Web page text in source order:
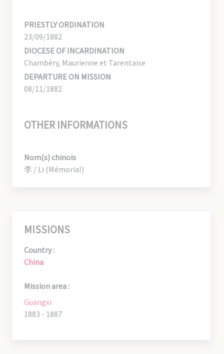
PRIESTLY ORDINATION
23/09/1882
DIOCESE OF INCARDINATION
Chambéry, Maurienne et Tarentaise
DEPARTURE ON MISSION
08/11/1882
OTHER INFORMATIONS
Nom(s) chinois
李 / Li (Mémorial)
MISSIONS
Country :
China
Mission area :
Guangxi
1883 - 1887